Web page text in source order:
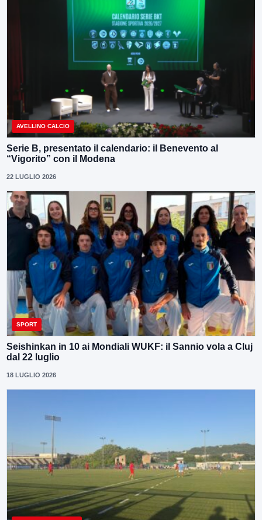
AVELLINO CALCIO
Serie B, presentato il calendario: il Benevento al
“Vigorito” con il Modena
22 LUGLIO 2026
SPORT
Seishinkan in 10 ai Mondiali WUKF: il Sannio vola a Cluj
dal 22 luglio
18 LUGLIO 2026